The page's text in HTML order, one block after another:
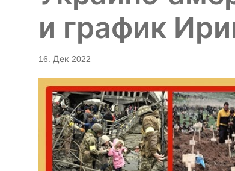
и график
16. Дек 2022